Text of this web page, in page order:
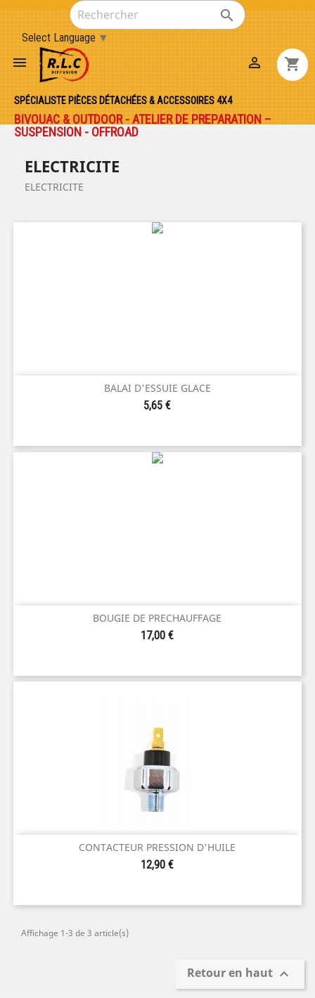

Select Language ▼
 shopping_cart

SPÉCIALISTE PIÈCES DÉTACHÉES & ACCESSOIRES 4X4
BIVOUAC & OUTDOOR - ATELIER DE PREPARATION –
SUSPENSION - OFFROAD
ELECTRICITE
ELECTRICITE
BALAI D'ESSUIE GLACE
Prix
5,65 €
BOUGIE DE PRECHAUFFAGE
Prix
17,00 €
CONTACTEUR PRESSION D'HUILE
Prix
12,90 €
Affichage 1-3 de 3 article(s)
Retour en haut 